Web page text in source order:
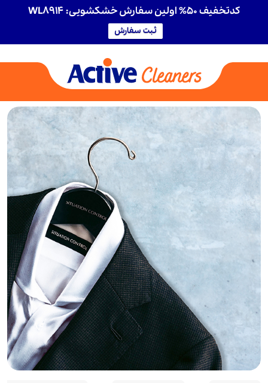
کدتخفیف 50% اولین سفارش خشکشویی: WL8914
ثبت سفارش